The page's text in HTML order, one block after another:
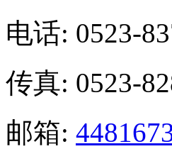
电话: 0523-
传真: 0523-
邮箱: